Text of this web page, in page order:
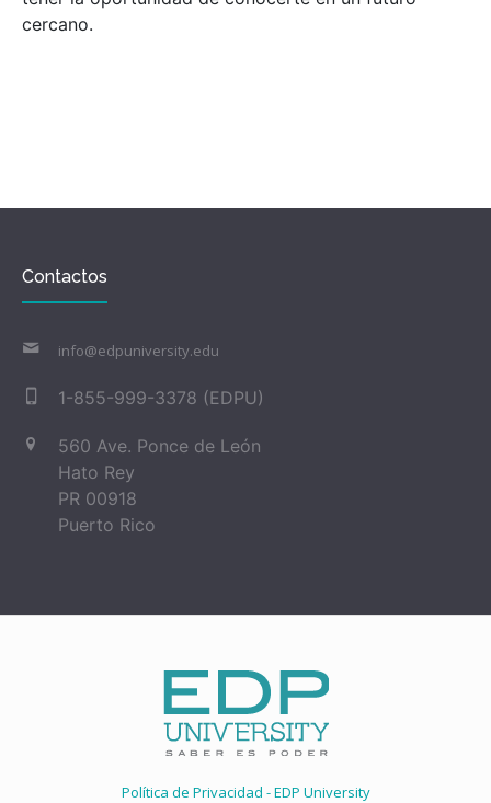
cercano.
Contactos
info@edpuniversity.edu
1-855-999-3378 (EDPU)
560 Ave. Ponce de León
Hato Rey
PR 00918
Puerto Rico
Política de Privacidad - EDP University